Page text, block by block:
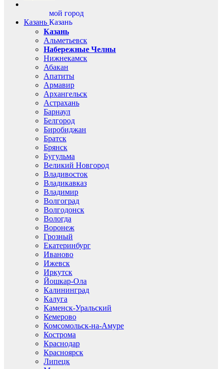
Казань
мой город
Казань
Казань
Альметьевск
Набережные Челны
Нижнекамск
Абакан
Апатиты
Армавир
Архангельск
Астрахань
Барнаул
Белгород
Биробиджан
Братск
Брянск
Бугульма
Великий Новгород
Владивосток
Владикавказ
Владимир
Волгоград
Волгодонск
Вологда
Воронеж
Грозный
Екатеринбург
Иваново
Ижевск
Иркутск
Йошкар-Ола
Калининград
Калуга
Каменск-Уральский
Кемерово
Комсомольск-на-Амуре
Кострома
Краснодар
Красноярск
Липецк